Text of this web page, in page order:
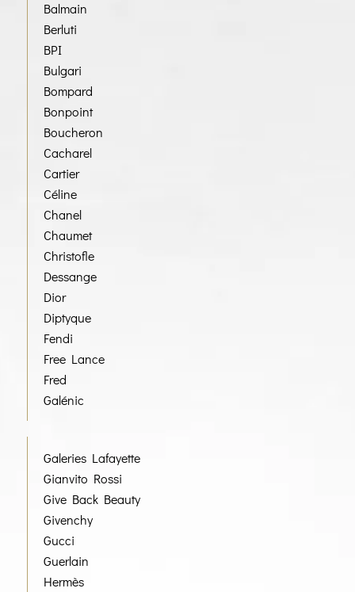
Balmain
Berluti
BPI
Bulgari
Bompard
Bonpoint
Boucheron
Cacharel
Cartier
Céline
Chanel
Chaumet
Christofle
Dessange
Dior
Diptyque
Fendi
Free Lance
Fred
Galénic
Galeries Lafayette
Gianvito Rossi
Give Back Beauty
Givenchy
Gucci
Guerlain
Hermès